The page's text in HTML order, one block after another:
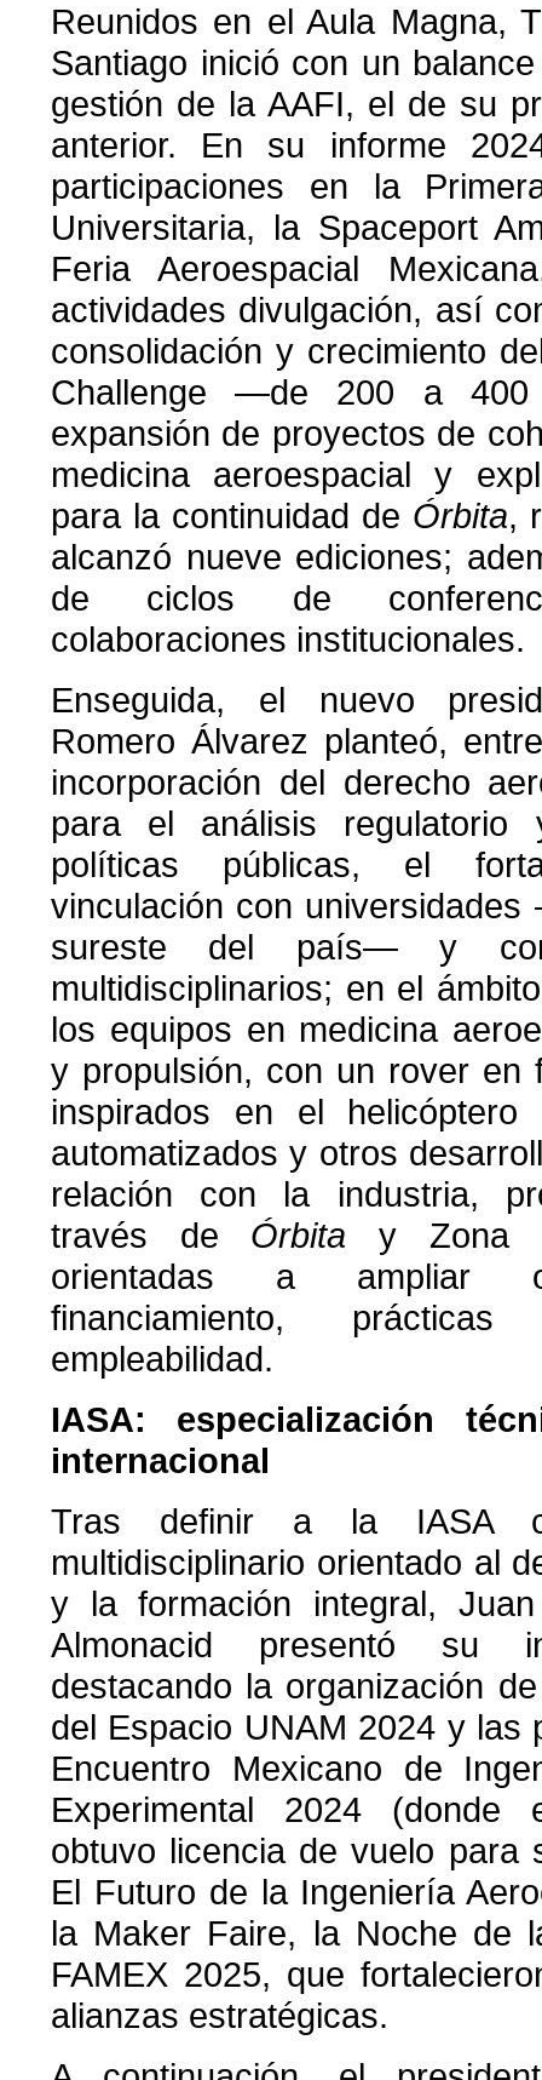
Reunidos en el Aula Magna,
Santiago inició con un
gestión de la AAFI, el de su
anterior. En su informe
participaciones en la
Universitaria, la Spaceport
Feria Aeroespacial
actividades divulgación, así
consolidación y crecimiento
Challenge —de 200 a 400
expansión de proyectos de
medicina aeroespacial y
para la continuidad de Órbita,
alcanzó nueve ediciones;
de ciclos de
colaboraciones institucionales.
Enseguida, el nuevo
Romero Álvarez planteó,
incorporación del derecho
para el análisis
políticas públicas, el
vinculación con
sureste del país— y
multidisciplinarios; en el
los equipos en medicina
y propulsión, con un rover en
inspirados en el helicóptero
automatizados y otros
relación con la industria,
través de Órbita y Zona
orientadas a ampliar
financiamiento,
empleabilidad.
IASA: especialización
internacional
Tras definir a la IASA
multidisciplinario orientado al
y la formación integral,
Almonacid presentó su
destacando la organización
del Espacio UNAM 2024 y las
Encuentro Mexicano de
Experimental 2024 (donde
obtuvo licencia de vuelo para
El Futuro de la Ingeniería
la Maker Faire, la Noche de
FAMEX 2025, que
alianzas estratégicas.